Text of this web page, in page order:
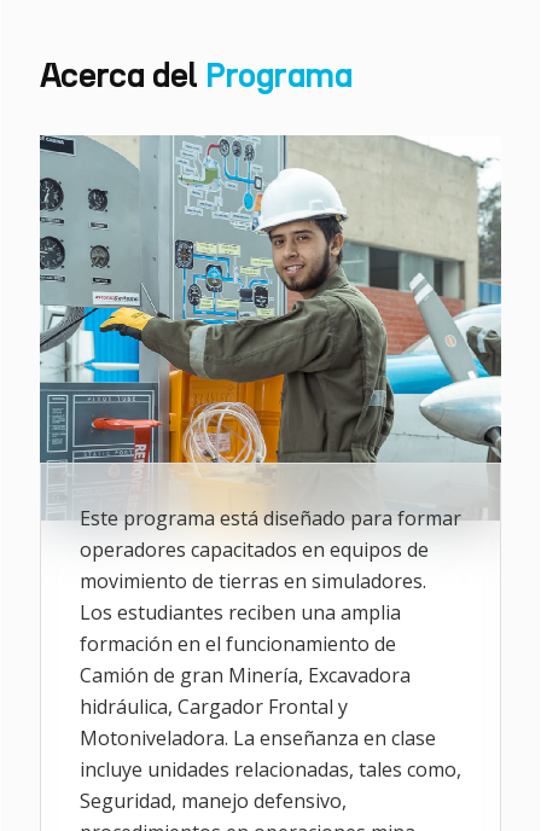
Acerca del Programa
Este programa está diseñado para formar
operadores capacitados en equipos de
movimiento de tierras en simuladores.
Los estudiantes reciben una amplia
formación en el funcionamiento de
Camión de gran Minería, Excavadora
hidráulica, Cargador Frontal y
Motoniveladora. La enseñanza en clase
incluye unidades relacionadas, tales como,
Seguridad, manejo defensivo,